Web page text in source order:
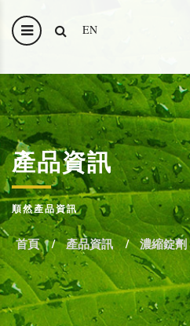
EN
產品資訊
順然產品資訊
首頁 產品資訊 濃縮錠劑